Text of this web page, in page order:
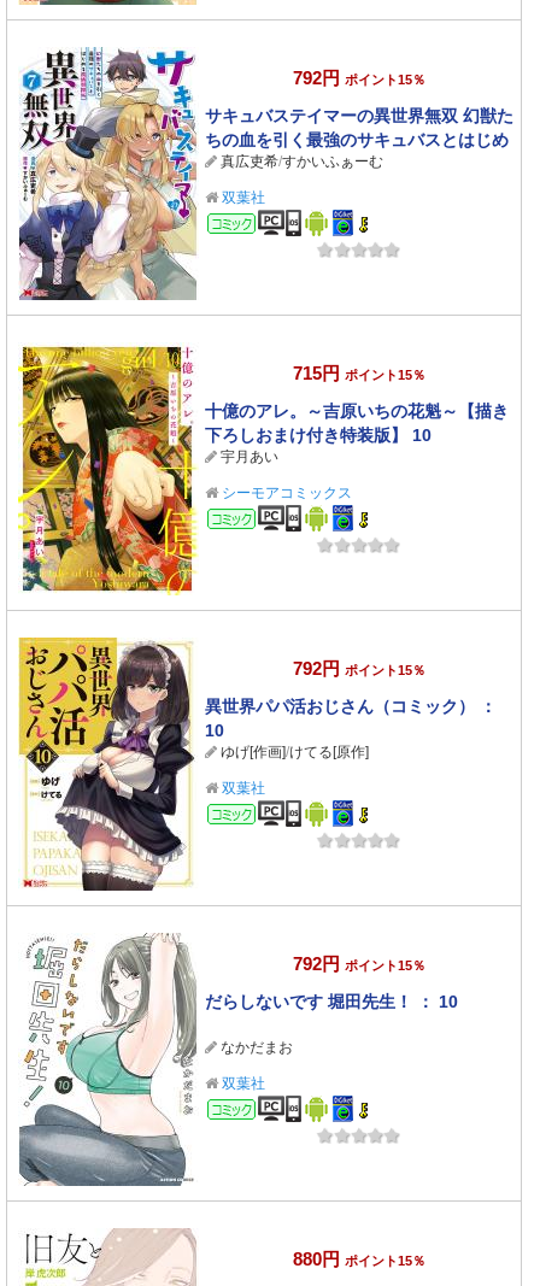
792円 ポイント15％
サキュバステイマーの異世界無双 幻獣た
ちの血を引く最強のサキュバスとはじめ
る魔族領開拓（コミック） ： 7
真広吏希/すかいふぁーむ
双葉社
コミック
715円 ポイント15％
十億のアレ。～吉原いちの花魁～【描き
下ろしおまけ付き特装版】 10
宇月あい
シーモアコミックス
コミック
792円 ポイント15％
異世界パパ活おじさん（コミック） ：
10
ゆげ[作画]/けてる[原作]
双葉社
コミック
792円 ポイント15％
だらしないです 堀田先生！ ： 10
なかだまお
双葉社
コミック
880円 ポイント15％